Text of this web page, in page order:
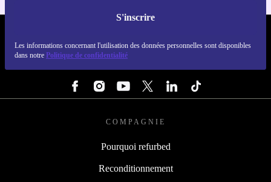
S'inscrire
Les informations concernant l'utilisation des données personnelles sont disponibles
dans notre Politique de confidentialité
COMPAGNIE
Pourquoi refurbed
Reconditionnement